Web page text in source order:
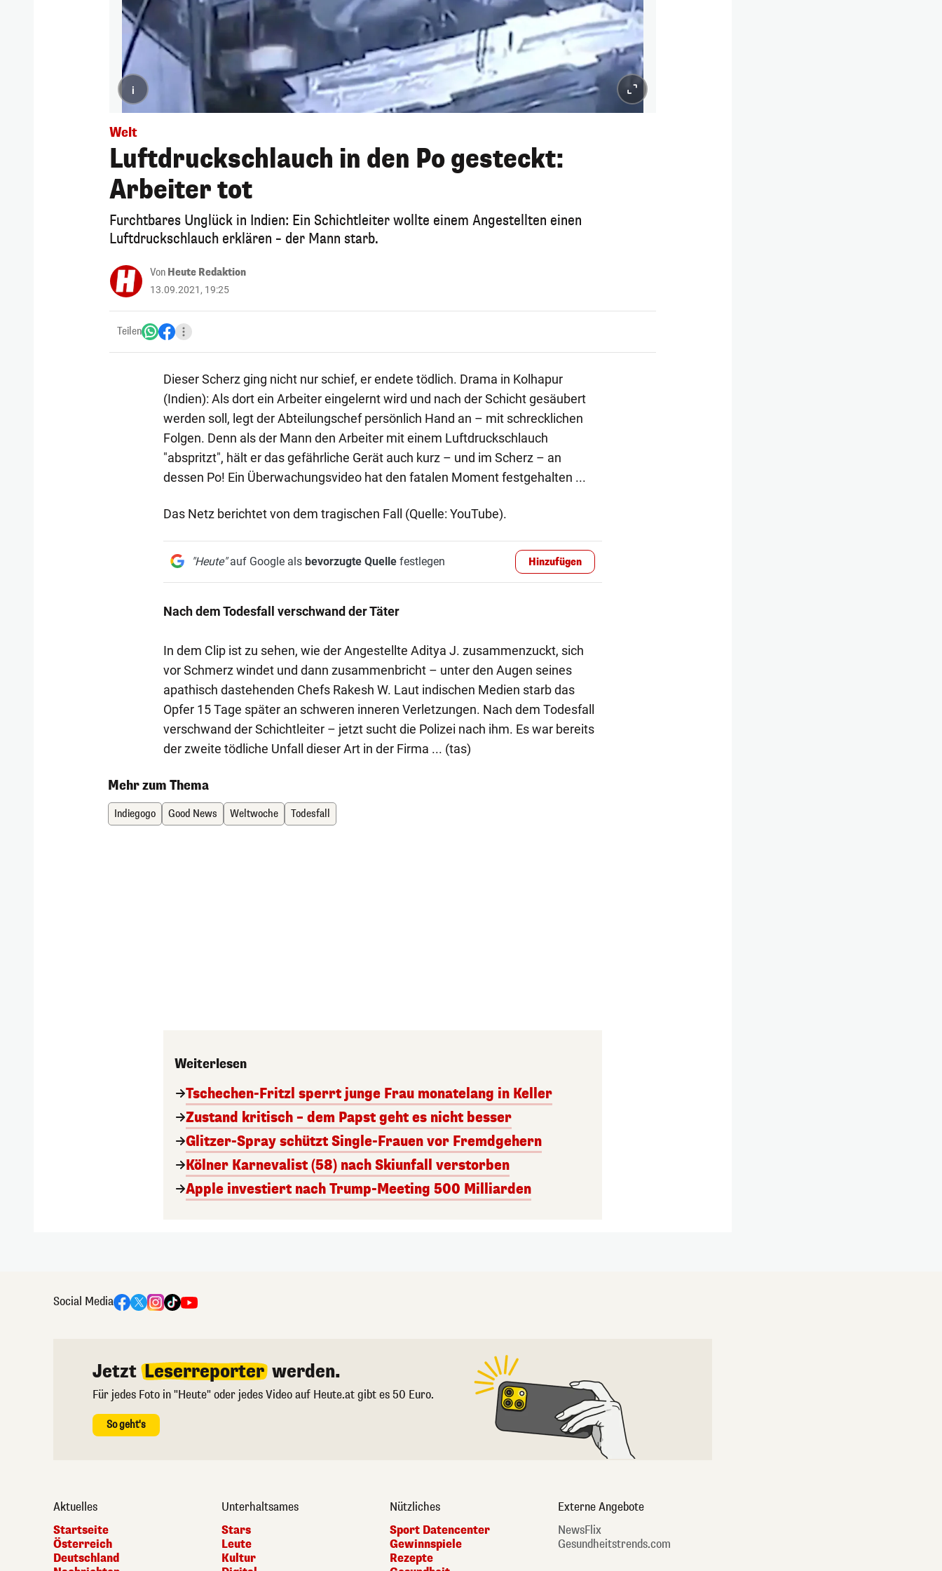
i
Welt
Luftdruckschlauch in den Po gesteckt:
Arbeiter tot
Furchtbares Unglück in Indien: Ein Schichtleiter wollte einem Angestellten einen
Luftdruckschlauch erklären – der Mann starb.
Von Heute Redaktion
13.09.2021, 19:25
Teilen
Dieser Scherz ging nicht nur schief, er endete tödlich. Drama in Kolhapur
(Indien): Als dort ein Arbeiter eingelernt wird und nach der Schicht gesäubert
werden soll, legt der Abteilungschef persönlich Hand an – mit schrecklichen
Folgen. Denn als der Mann den Arbeiter mit einem Luftdruckschlauch
"abspritzt", hält er das gefährliche Gerät auch kurz – und im Scherz – an
dessen Po! Ein Überwachungsvideo hat den fatalen Moment festgehalten ...
Das Netz berichtet von dem tragischen Fall (Quelle: YouTube).
"Heute"auf Google als bevorzugte Quellefestlegen Hinzufügen
Nach dem Todesfall verschwand der Täter
In dem Clip ist zu sehen, wie der Angestellte Aditya J. zusammenzuckt, sich
vor Schmerz windet und dann zusammenbricht – unter den Augen seines
apathisch dastehenden Chefs Rakesh W. Laut indischen Medien starb das
Opfer 15 Tage später an schweren inneren Verletzungen. Nach dem Todesfall
verschwand der Schichtleiter – jetzt sucht die Polizei nach ihm. Es war bereits
der zweite tödliche Unfall dieser Art in der Firma ... (tas)
Mehr zum Thema
Indiegogo Good News Weltwoche Todesfall
Weiterlesen
Tschechen-Fritzl sperrt junge Frau monatelang in Keller
Zustand kritisch – dem Papst geht es nicht besser
Glitzer-Spray schützt Single-Frauen vor Fremdgehern
Kölner Karnevalist (58) nach Skiunfall verstorben
Apple investiert nach Trump-Meeting 500 Milliarden
Social Media
Jetzt Leserreporter werden.
Für jedes Foto in "Heute" oder jedes Video auf Heute.at gibt es 50 Euro.
So geht's
Aktuelles
Startseite
Österreich
Deutschland
Unterhaltsames
Stars
Leute
Kultur
Nützliches
Sport Datencenter
Gewinnspiele
Rezepte
Externe Angebote
NewsFlix
Gesundheitstrends.com